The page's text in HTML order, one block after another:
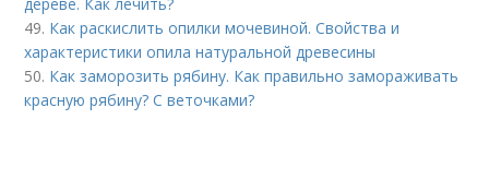
дереве. Как лечить?
49. Как раскислить опилки мочевиной. Свойства и
характеристики опила натуральной древесины
50. Как заморозить рябину. Как правильно замораживать
красную рябину? С веточками?